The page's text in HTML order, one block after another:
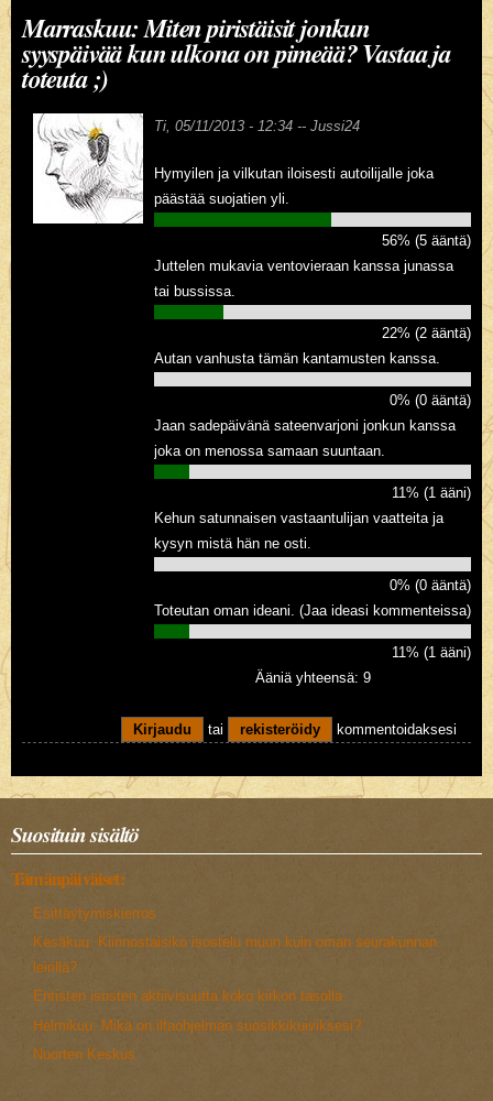
Marraskuu: Miten piristäisit jonkun
syyspäivää kun ulkona on pimeää? Vastaa ja
toteuta ;)
Ti, 05/11/2013 - 12:34 -- Jussi24
Hymyilen ja vilkutan iloisesti autoilijalle joka
päästää suojatien yli.
56% (5 ääntä)
Juttelen mukavia ventovieraan kanssa junassa
tai bussissa.
22% (2 ääntä)
Autan vanhusta tämän kantamusten kanssa.
0% (0 ääntä)
Jaan sadepäivänä sateenvarjoni jonkun kanssa
joka on menossa samaan suuntaan.
11% (1 ääni)
Kehun satunnaisen vastaantulijan vaatteita ja
kysyn mistä hän ne osti.
0% (0 ääntä)
Toteutan oman ideani. (Jaa ideasi kommenteissa)
11% (1 ääni)
Ääniä yhteensä: 9
Kirjaudu tai rekisteröidy kommentoidaksesi
Suosituin sisältö
Tämänpäiväiset:
Esittäytymiskierros
Kesäkuu: Kiinnostaisiko isostelu muun kuin oman seurakunnan
leirillä?
Entisten isosten aktiivisuutta koko kirkon tasolla
Helmikuu: Mikä on iltaohjelman suosikkikuiviksesi?
Nuorten Keskus